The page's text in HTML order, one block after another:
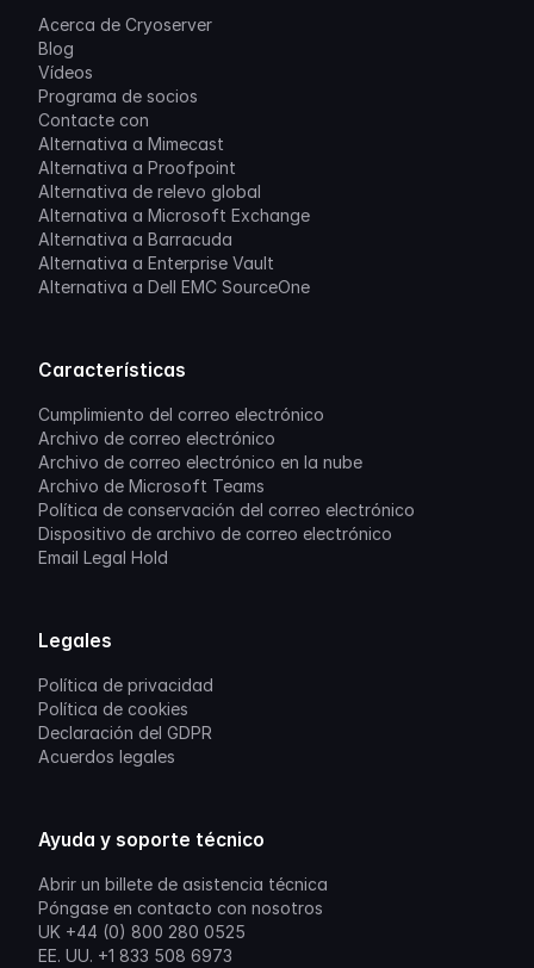
Acerca de Cryoserver
Blog
Vídeos
Programa de socios
Contacte con
Alternativa a Mimecast
Alternativa a Proofpoint
Alternativa de relevo global
Alternativa a Microsoft Exchange
Alternativa a Barracuda
Alternativa a Enterprise Vault
Alternativa a Dell EMC SourceOne
Características
Cumplimiento del correo electrónico
Archivo de correo electrónico
Archivo de correo electrónico en la nube
Archivo de Microsoft Teams
Política de conservación del correo electrónico
Dispositivo de archivo de correo electrónico
Email Legal Hold
Legales
Política de privacidad
Política de cookies
Declaración del GDPR
Acuerdos legales
Ayuda y soporte técnico
Abrir un billete de asistencia técnica
Póngase en contacto con nosotros
UK +44 (0) 800 280 0525
EE. UU. +1 833 508 6973